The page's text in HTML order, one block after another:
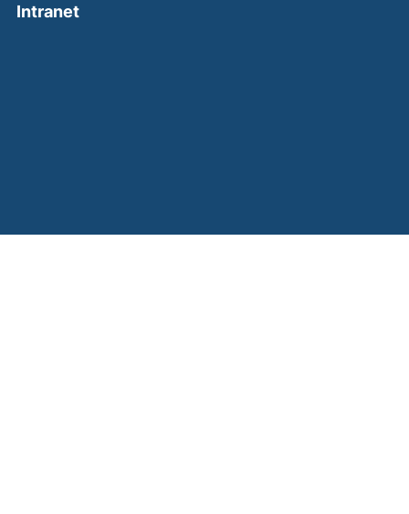
Intranet(external link, opens in a new window)